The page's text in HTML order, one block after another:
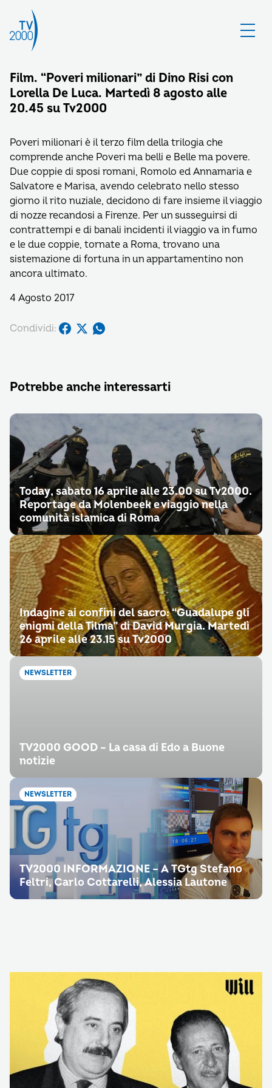
Film. “Poveri milionari” di Dino Risi con
Lorella De Luca. Martedì 8 agosto alle
20.45 su Tv2000
Poveri milionari è il terzo film della trilogia che
comprende anche Poveri ma belli e Belle ma povere.
Due coppie di sposi romani, Romolo ed Annamaria e
Salvatore e Marisa, avendo celebrato nello stesso
giorno il rito nuziale, decidono di fare insieme il viaggio
di nozze recandosi a Firenze. Per un susseguirsi di
contrattempi e di banali incidenti il viaggio va in fumo
e le due coppie, tornate a Roma, trovano una
sistemazione di fortuna in un appartamentino non
ancora ultimato.
4 Agosto 2017
Condividi:
Potrebbe anche interessarti
Today, sabato 16 aprile alle 23.00 su Tv2000.
Reportage da Molenbeek e viaggio nella
comunità islamica di Roma
Indagine ai confini del sacro: “Guadalupe gli
enigmi della Tilma” di David Murgia. Martedì
26 aprile alle 23.15 su Tv2000
NEWSLETTER
TV2000 GOOD – La casa di Edo a Buone
notizie
NEWSLETTER
TV2000 INFORMAZIONE – A TGtg Stefano
Feltri, Carlo Cottarelli, Alessia Lautone